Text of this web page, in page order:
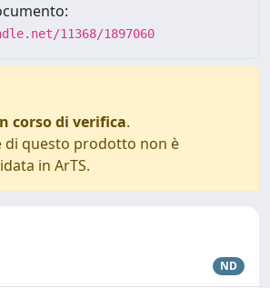
11368/1897060
corso di verifica.
di questo prodotto non è
in ArTS.
ND